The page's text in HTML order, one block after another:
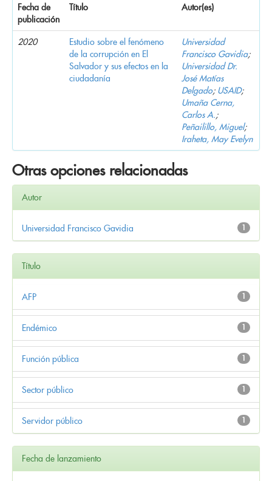
Fecha de
publicación
Título Autor(es)
2020
Estudio sobre el fenómeno
de la corrupción en El
Salvador y sus efectos en la
ciudadanía
Universidad
Francisco Gavidia;
Universidad Dr.
José Matías
Delgado; USAID;
Umaña Cerna,
Carlos A.;
Peñailillo, Miguel;
Iraheta, May Evelyn
Otras opciones relacionadas
Autor
1
Universidad Francisco Gavidia
Título
1
AFP
1
Endémico
1
Función pública
1
Sector público
1
Servidor público
Fecha de lanzamiento